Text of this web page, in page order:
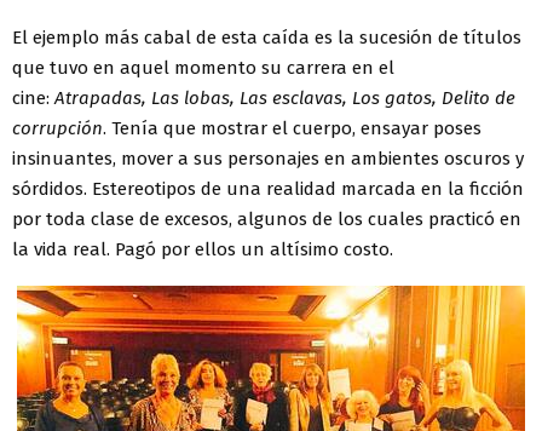
El ejemplo más cabal de esta caída es la sucesión de títulos
que tuvo en aquel momento su carrera en el
cine:Atrapadas, Las lobas, Las esclavas, Los gatos, Delito de
corrupción. Tenía que mostrar el cuerpo, ensayar poses
insinuantes, mover a sus personajes en ambientes oscuros y
sórdidos. Estereotipos de una realidad marcada en la ficción
por toda clase de excesos, algunos de los cuales practicó en
la vida real. Pagó por ellos un altísimo costo.